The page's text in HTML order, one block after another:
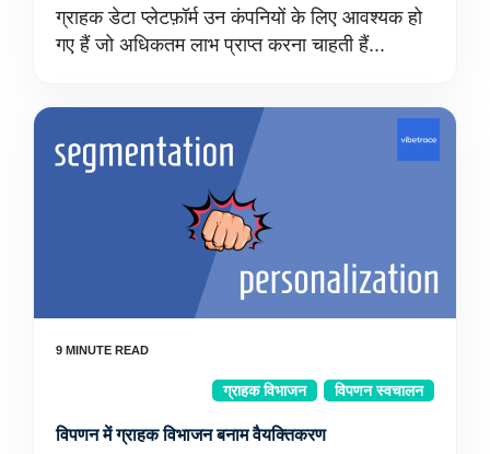
ग्राहक डेटा प्लेटफ़ॉर्म उन कंपनियों के लिए आवश्यक हो
गए हैं जो अधिकतम लाभ प्राप्त करना चाहती हैं...
ग्राहक विभाजन विपणन स्वचालन
विपणन में ग्राहक विभाजन बनाम वैयक्तिकरण